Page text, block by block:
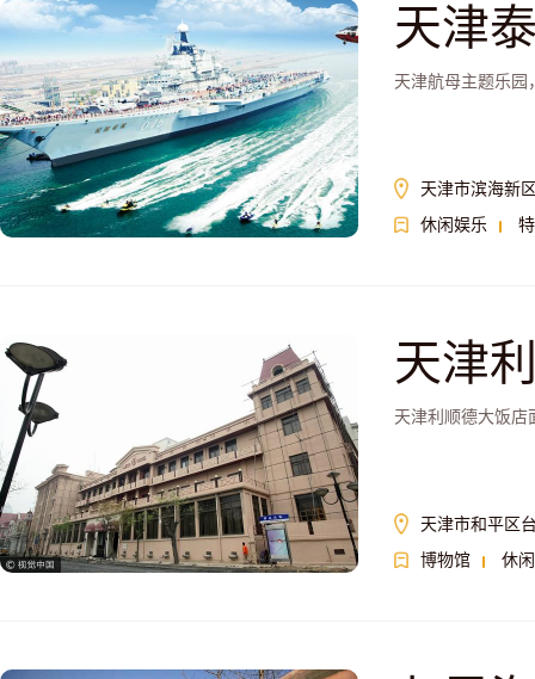
天津
天津航母主题乐园
天津市滨海新
休闲娱乐
天津
天津利顺德大饭店
天津市和平区
博物馆
休